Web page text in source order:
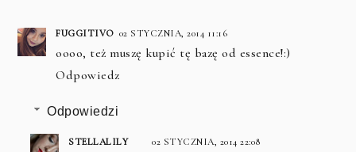
FUGGITIVO 02 STYCZNIA, 2014 11:16
oooo, też muszę kupić tę bazę od essence!:)
Odpowiedz
Odpowiedzi
STELLALILY 02 STYCZNIA, 2014 22:08